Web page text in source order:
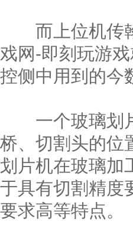
而上位机传翰
戏网-即刻玩游
控侧中用到的今
一个玻璃划片
桥、切割头的位
划片机在玻璃加
于具有切割精度
要求高等特点。